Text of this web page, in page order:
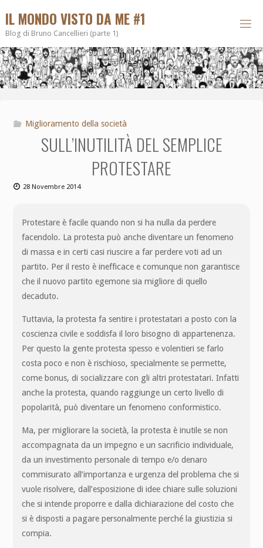
IL MONDO VISTO DA ME #1
Blog di Bruno Cancellieri (parte 1)
Miglioramento della società
SULL’INUTILITÀ DEL SEMPLICE
PROTESTARE
28 Novembre 2014
Protestare è facile quando non si ha nulla da perdere
facendolo. La protesta può anche diventare un fenomeno
di massa e in certi casi riuscire a far perdere voti ad un
partito. Per il resto è inefficace e comunque non garantisce
che il nuovo partito egemone sia migliore di quello
decaduto.
Tuttavia, la protesta fa sentire i protestatari a posto con la
coscienza civile e soddisfa il loro bisogno di appartenenza.
Per questo la gente protesta spesso e volentieri se farlo
costa poco e non è rischioso, specialmente se permette,
come bonus, di socializzare con gli altri protestatari. Infatti
anche la protesta, quando raggiunge un certo livello di
popolarità, può diventare un fenomeno conformistico.
Ma, per migliorare la società, la protesta è inutile se non
accompagnata da un impegno e un sacrificio individuale,
da un investimento personale di tempo e/o denaro
commisurato all’importanza e urgenza del problema che si
vuole risolvere, dall’esposizione di idee chiare sulle soluzioni
che si intende proporre e dalla dichiarazione del costo che
si è disposti a pagare personalmente perché la giustizia si
compia.